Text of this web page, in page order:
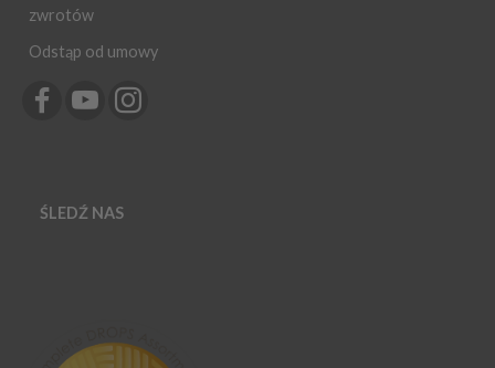
zwrotów
Odstąp od umowy
ŚLEDŹ NAS